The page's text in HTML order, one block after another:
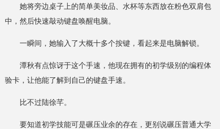
她将旁边桌子上的简单美妆品、水杯等东西放在粉色双肩包
中，然后快速敲动键盘唤醒电脑。
一瞬间，她输入了大概十多个按键，看起来是电脑解锁。
潭秋有点惊讶于这个手速，他现在拥有的初学级别的编程体
验卡，让他能了解到自己的键盘手速。
比不过陆徐芊。
要知道初学技能可是碾压业余的存在，更别说碾压普通大学